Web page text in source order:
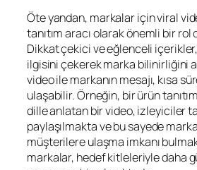
Öte yandan, markalar için viral
tanıtım aracı olarak önemli bir rol
Dikkat çekici ve eğlenceli
ilgisini çekerek marka bilinirliğini
video ile markanın mesajı, kısa
ulaşabilir. Örneğin, bir ürün
dille anlatan bir video, izleyiciler
paylaşılmakta ve bu sayede
müşterilere ulaşma imkanı
markalar, hedef kitleleriyle daha